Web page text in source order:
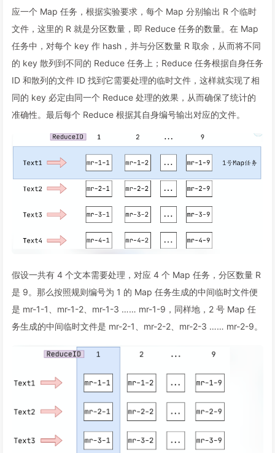
应一个 Map 任务，根据实验要求，每个 Map 分别输出 R 个临时
文件，这里的 R 就是分区数量，即 Reduce 任务的数量。在 Map
任务中，对每个 key 作 hash，并与分区数量 R 取余，从而将不同
的 key 散列到不同的 Reduce 任务上；Reduce 任务根据自身任务
ID 和散列的文件 ID 找到它需要处理的临时文件，这样就实现了相
同的 key 必定由同一个 Reduce 处理的效果，从而确保了统计的
准确性。最后每个 Reduce 根据其自身编号输出对应的文件。
假设一共有 4 个文本需要处理，对应 4 个 Map 任务，分区数量 R
是 9。那么按照规则编号为 1 的 Map 任务生成的中间临时文件便
是 mr-1-1、mr-1-2、mr-1-3 …… mr-1-9，同样地，2 号 Map 任
务生成的中间临时文件是 mr-2-1、mr-2-2、mr-2-3 …… mr-2-9。